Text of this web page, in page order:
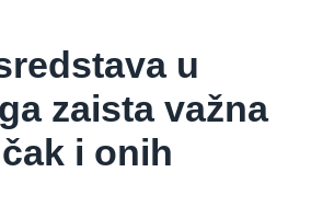
u
zaista važna
i onih